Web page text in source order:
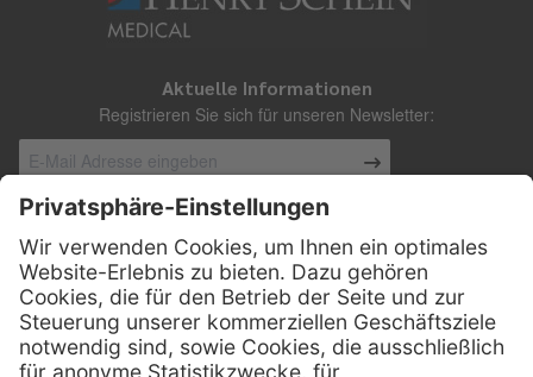
Aktuelle Informationen
Registrieren Sie sich für unseren Newsletter:
Kontakt
Henry Schein Medical Austria GmbH
Schönbrunner Straße 297
A-1120 Wien